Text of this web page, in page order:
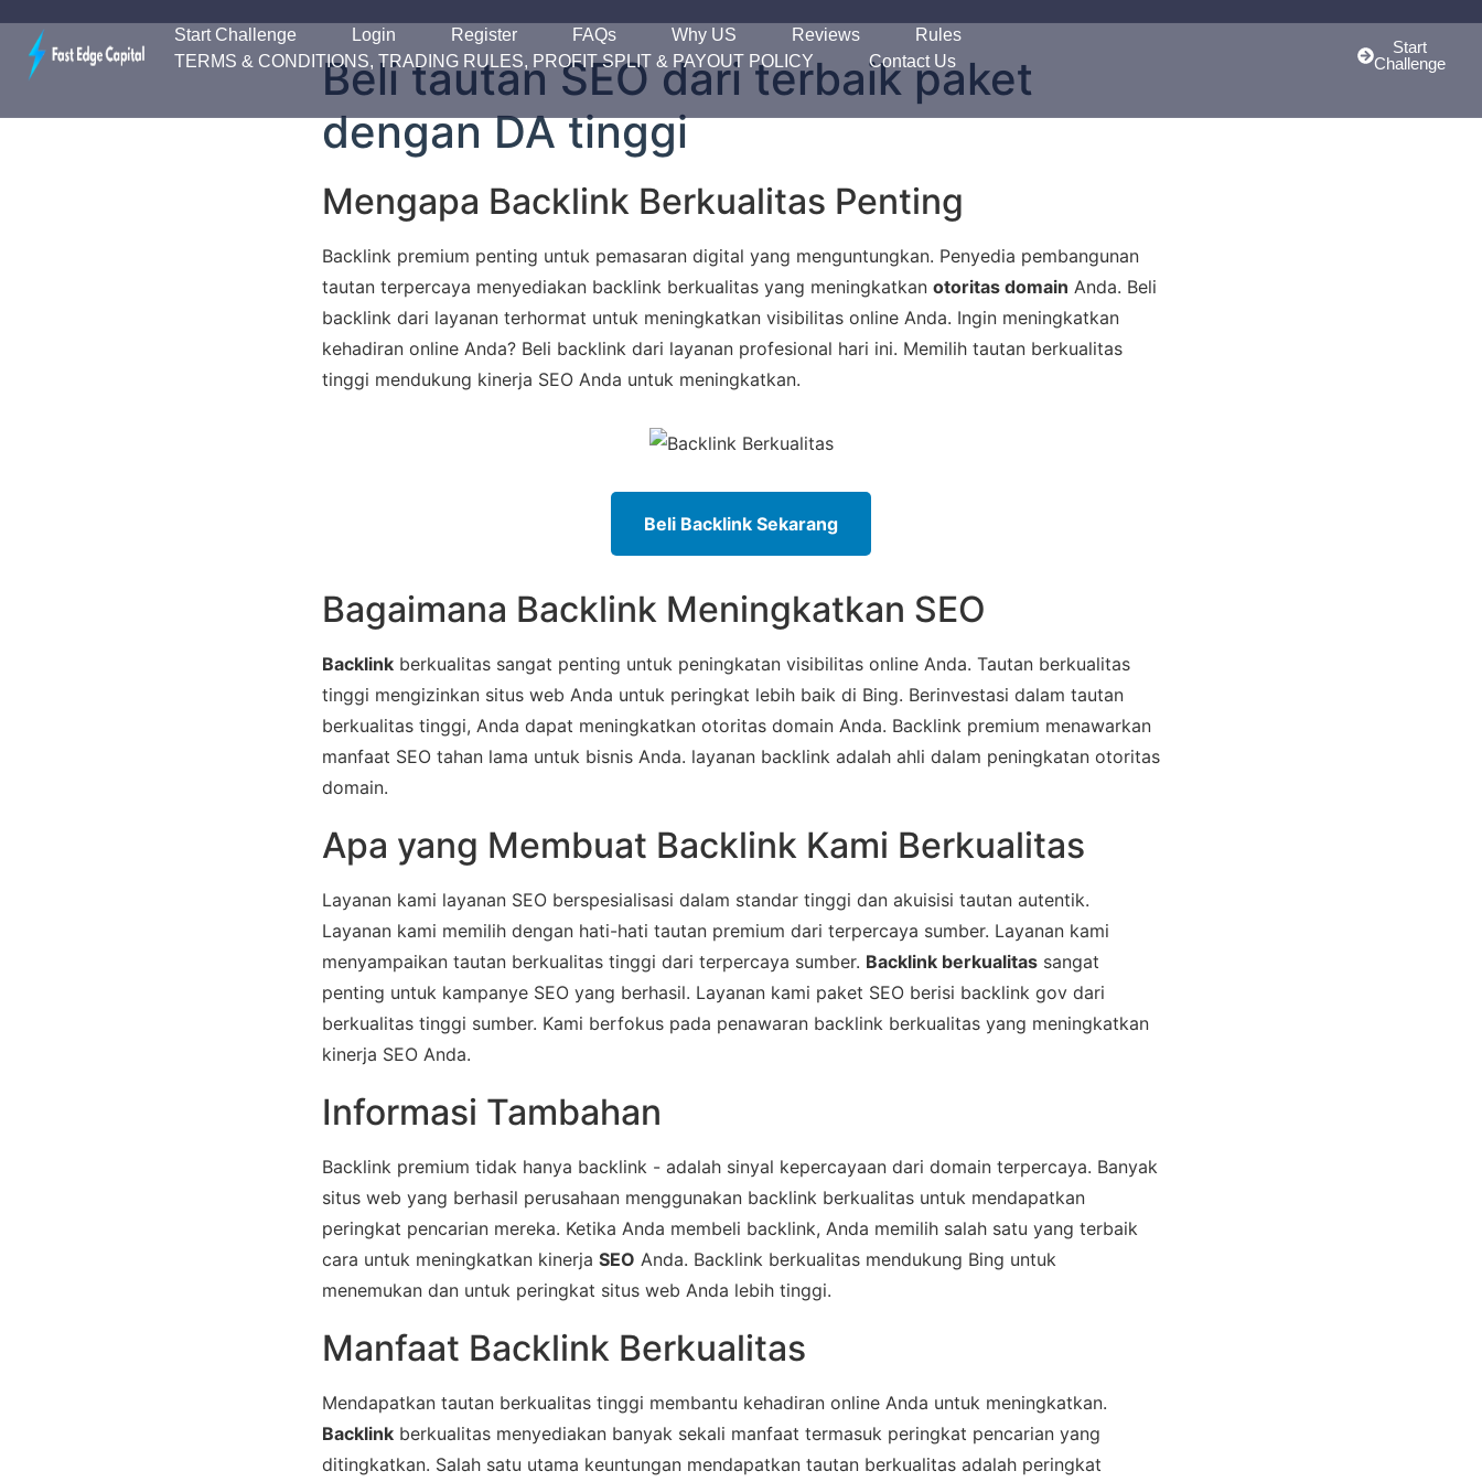
Start Challenge Login Register FAQs Why US Reviews
Rules
TERMS & CONDITIONS, TRADING RULES, PROFIT SPLIT & PAYOUT POLICY
Contact Us
Start
Challenge
Beli tautan SEO dari terbaik paket
dengan DA tinggi
Mengapa Backlink Berkualitas Penting
Backlink premium penting untuk pemasaran digital yang menguntungkan. Penyedia pembangunan
tautan terpercaya menyediakan backlink berkualitas yang meningkatkan otoritas domain Anda. Beli
backlink dari layanan terhormat untuk meningkatkan visibilitas online Anda. Ingin meningkatkan
kehadiran online Anda? Beli backlink dari layanan profesional hari ini. Memilih tautan berkualitas
tinggi mendukung kinerja SEO Anda untuk meningkatkan.
Beli Backlink Sekarang
Bagaimana Backlink Meningkatkan SEO
Backlink berkualitas sangat penting untuk peningkatan visibilitas online Anda. Tautan berkualitas
tinggi mengizinkan situs web Anda untuk peringkat lebih baik di Bing. Berinvestasi dalam tautan
berkualitas tinggi, Anda dapat meningkatkan otoritas domain Anda. Backlink premium menawarkan
manfaat SEO tahan lama untuk bisnis Anda. layanan backlink adalah ahli dalam peningkatan otoritas
domain.
Apa yang Membuat Backlink Kami Berkualitas
Layanan kami layanan SEO berspesialisasi dalam standar tinggi dan akuisisi tautan autentik.
Layanan kami memilih dengan hati-hati tautan premium dari terpercaya sumber. Layanan kami
menyampaikan tautan berkualitas tinggi dari terpercaya sumber. Backlink berkualitas sangat
penting untuk kampanye SEO yang berhasil. Layanan kami paket SEO berisi backlink gov dari
berkualitas tinggi sumber. Kami berfokus pada penawaran backlink berkualitas yang meningkatkan
kinerja SEO Anda.
Informasi Tambahan
Backlink premium tidak hanya backlink - adalah sinyal kepercayaan dari domain terpercaya. Banyak
situs web yang berhasil perusahaan menggunakan backlink berkualitas untuk mendapatkan
peringkat pencarian mereka. Ketika Anda membeli backlink, Anda memilih salah satu yang terbaik
cara untuk meningkatkan kinerja SEO Anda. Backlink berkualitas mendukung Bing untuk
menemukan dan untuk peringkat situs web Anda lebih tinggi.
Manfaat Backlink Berkualitas
Mendapatkan tautan berkualitas tinggi membantu kehadiran online Anda untuk meningkatkan.
Backlink berkualitas menyediakan banyak sekali manfaat termasuk peringkat pencarian yang
ditingkatkan. Salah satu utama keuntungan mendapatkan tautan berkualitas adalah peringkat